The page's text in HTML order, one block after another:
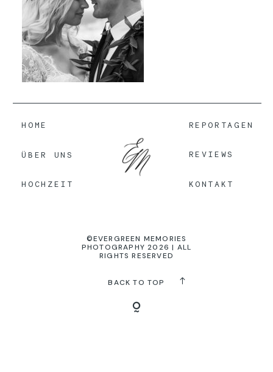
HOME
ÜBER UNS
HOCHZEIT
REPORTAGEN
REVIEWS
KONTAKT
©EVERGREEN MEMORIES
PHOTOGRAPHY 2026 | ALL
RIGHTS RESERVED
BACK TO TOP
REPORTAGEN